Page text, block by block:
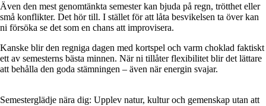
Även den mest genomtänkta semester kan bjuda på regn, trötthet eller
små konflikter. Det hör till. I stället för att låta besvikelsen ta över kan
ni försöka se det som en chans att improvisera.
Kanske blir den regniga dagen med kortspel och varm choklad faktiskt
ett av semesterns bästa minnen. När ni tillåter flexibilitet blir det lättare
att behålla den goda stämningen – även när energin svajar.
Semesterglädje nära dig: Upplev natur, kultur och gemenskap utan att